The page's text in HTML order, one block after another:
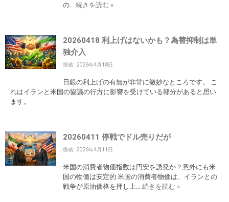
の… 続きを読む »
20260418 利上げはないかも？為替抑制は単
独介入
投稿: 2026年4月18日
日銀の利上げの有無が非常に微妙なところです。 こ
れはイランと米国の協議の行方に影響を受けている部分があると思い
ます。
20260411 停戦でドル売りだが
投稿: 2026年4月11日
米国の消費者物価指数は円安を誘発か？意外にも米
国の物価は安定的 米国の消費者物価は、イランとの
戦争が原油価格を押し上… 続きを読む »